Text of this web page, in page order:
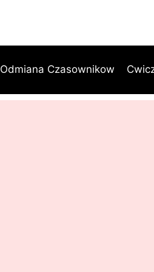
Odmiana Czasownikow